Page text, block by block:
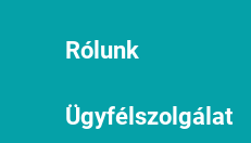
Rólunk
Ügyfélszolgálat